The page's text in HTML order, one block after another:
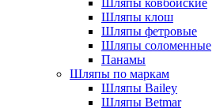
Шляпы ковбойские
Шляпы клош
Шляпы фетровые
Шляпы соломенные
Панамы
Шляпы по маркам
Шляпы Bailey
Шляпы Betmar